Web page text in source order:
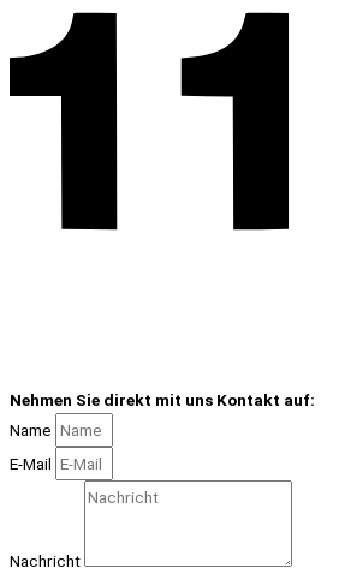
Nehmen Sie direkt mit uns Kontakt auf:
Name
E-Mail
Nachricht